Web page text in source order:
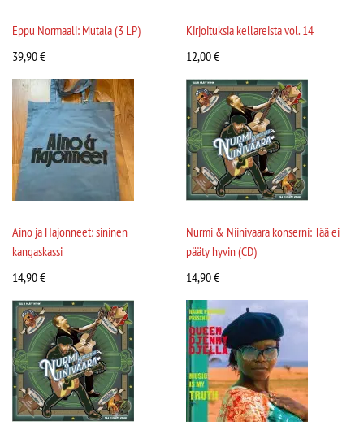
Eppu Normaali: Mutala (3 LP)
39,90€
Kirjoituksia kellareista vol. 14
12,00€
Aino ja Hajonneet: sininen
kangaskassi
14,90€
Nurmi & Niinivaara konserni: Tää ei
pääty hyvin (CD)
14,90€